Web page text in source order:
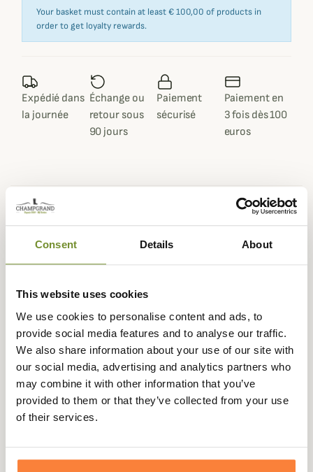
Consent Details About
This website uses cookies
We use cookies to personalise content and ads, to
provide social media features and to analyse our traffic.
We also share information about your use of our site with
our social media, advertising and analytics partners who
may combine it with other information that you’ve
provided to them or that they’ve collected from your use
of their services.
Your basket must contain at least € 100,00 of products in
order to get loyalty rewards.
Expédié dans
la journée
Échange ou
retour sous
90 jours
Paiement
sécurisé
Paiement en
3 fois dès 100
euros
Beschrijving
Barbour vous propose cette superbe ceinture Webbing
idéale pour votre quotidien.
Cette ceinture extensible pour homme sera un atout
La ceinture Webbing Barbour est dotée de sangles
extensibles afin de vous apportez un confort maximal.
Gegevensblad
Kleuren Blauw, Grijs